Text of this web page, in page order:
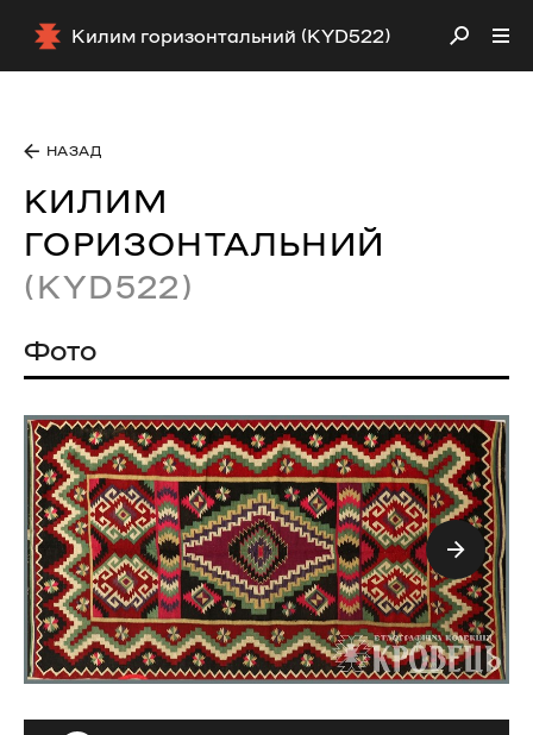
Килим горизонтальний (KYD522)
НАЗАД
КИЛИМ
ГОРИЗОНТАЛЬНИЙ
(KYD522)
Фото